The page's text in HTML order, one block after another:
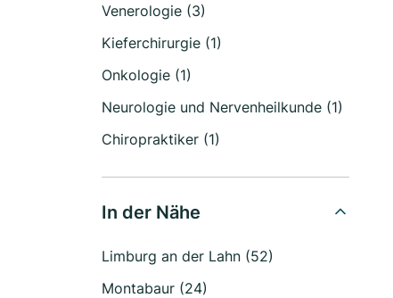
Venerologie (3)
Kieferchirurgie (1)
Onkologie (1)
Neurologie und Nervenheilkunde (1)
Chiropraktiker (1)
In der Nähe
Limburg an der Lahn (52)
Montabaur (24)